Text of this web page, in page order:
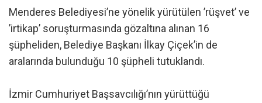
Menderes Belediyesi’ne yönelik yürütülen ’rüşvet’ ve
’irtikap’ soruşturmasında gözaltına alınan 16
şüpheliden, Belediye Başkanı İlkay Çiçek’in de
aralarında bulunduğu 10 şüpheli tutuklandı.
İzmir Cumhuriyet Başsavcılığı’nın yürüttüğü